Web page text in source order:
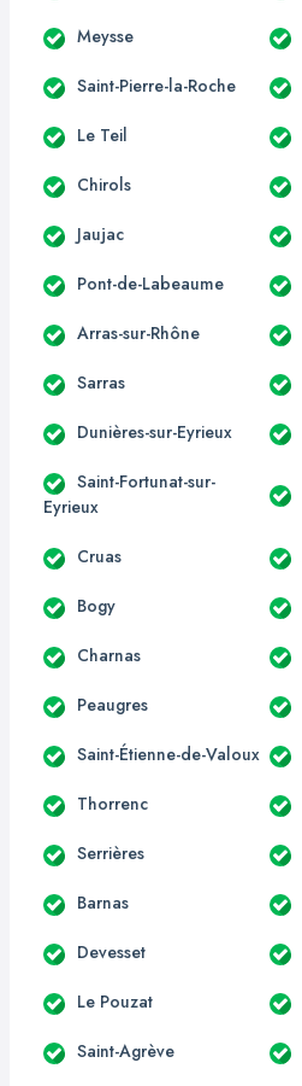
Meysse
Saint-Pierre-la-Roche
Le Teil
Chirols
Jaujac
Pont-de-Labeaume
Arras-sur-Rhône
Sarras
Dunières-sur-Eyrieux
Saint-Fortunat-sur-
Eyrieux
Cruas
Bogy
Charnas
Peaugres
Saint-Étienne-de-Valoux
Thorrenc
Serrières
Barnas
Devesset
Le Pouzat
Saint-Agrève